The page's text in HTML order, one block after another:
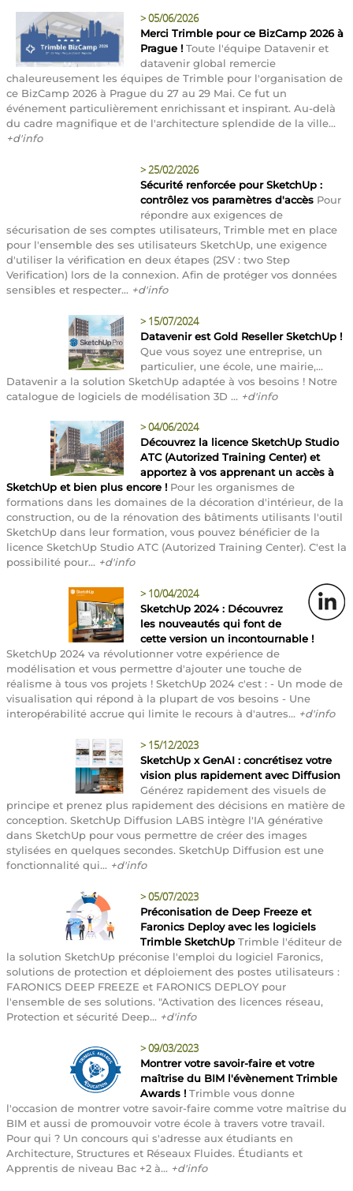
>05/06/2026
Merci Trimble pour ce BizCamp 2026 à
Prague ! Toute l'équipe Datavenir et
datavenir global remercie
chaleureusement les équipes de Trimble pour l'organisation de
ce BizCamp 2026 à Prague du 27 au 29 Mai. Ce fut un
événement particulièrement enrichissant et inspirant. Au-delà
du cadre magnifique et de l'architecture splendide de la ville...
+d'info
>25/02/2026
Sécurité renforcée pour SketchUp :
contrôlez vos paramètres d'accès Pour
répondre aux exigences de
sécurisation de ses comptes utilisateurs, Trimble met en place
pour l'ensemble des ses utilisateurs SketchUp, une exigence
d'utiliser la vérification en deux étapes (2SV : two Step
Verification) lors de la connexion. Afin de protéger vos données
sensibles et respecter... +d'info
> 15/07/2024
Datavenir est Gold Reseller SketchUp !
Que vous soyez une entreprise, un
particulier, une école, une mairie,...
Datavenir a la solution SketchUp adaptée à vos besoins ! Notre
catalogue de logiciels de modélisation 3D ... +d'info
>04/06/2024
Découvrez la licence SketchUp Studio
ATC (Autorized Training Center) et
apportez à vos apprenant un accès à
SketchUp et bien plus encore ! Pour les organismes de
formations dans les domaines de la décoration d'intérieur, de la
construction, ou de la rénovation des bâtiments utilisants l'outil
SketchUp dans leur formation, vous pouvez bénéficier de la
licence SketchUp Studio ATC (Autorized Training Center). C'est la
possibilité pour... +d'info
> 10/04/2024
SketchUp 2024 : Découvrez
les nouveautés qui font de
cette version un incontournable !
SketchUp 2024 va révolutionner votre expérience de
modélisation et vous permettre d'ajouter une touche de
réalisme à tous vos projets ! SketchUp 2024 c'est : - Un mode de
visualisation qui répond à la plupart de vos besoins - Une
interopérabilité accrue qui limite le recours à d'autres... +d'info
> 15/12/2023
SketchUp x GenAI : concrétisez votre
vision plus rapidement avec Diffusion
Générez rapidement des visuels de
principe et prenez plus rapidement des décisions en matière de
conception. SketchUp Diffusion LABS intègre l'IA générative
dans SketchUp pour vous permettre de créer des images
stylisées en quelques secondes. SketchUp Diffusion est une
fonctionnalité qui... +d'info
>05/07/2023
Préconisation de Deep Freeze et
Faronics Deploy avec les logiciels
Trimble SketchUp Trimble l'éditeur de
la solution SketchUp préconise l'emploi du logiciel Faronics,
solutions de protection et déploiement des postes utilisateurs :
FARONICS DEEP FREEZE et FARONICS DEPLOY pour
l'ensemble de ses solutions. "Activation des licences réseau,
Protection et sécurité Deep... +d'info
>09/03/2023
Montrer votre savoir-faire et votre
maîtrise du BIM l'évènement Trimble
Awards ! Trimble vous donne
l'occasion de montrer votre savoir-faire comme votre maîtrise du
BIM et aussi de promouvoir votre école à travers votre travail.
Pour qui ? Un concours qui s'adresse aux étudiants en
Architecture, Structures et Réseaux Fluides. Étudiants et
Apprentis de niveau Bac +2 à... +d'info